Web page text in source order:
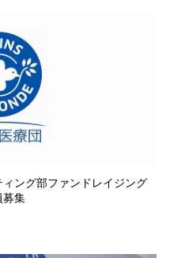
ング部ファンドレイジング
募集